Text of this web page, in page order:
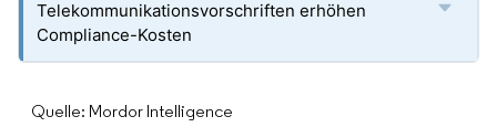
Telekommunikationsvorschriften erhöhen
Compliance-Kosten
Quelle: Mordor Intelligence